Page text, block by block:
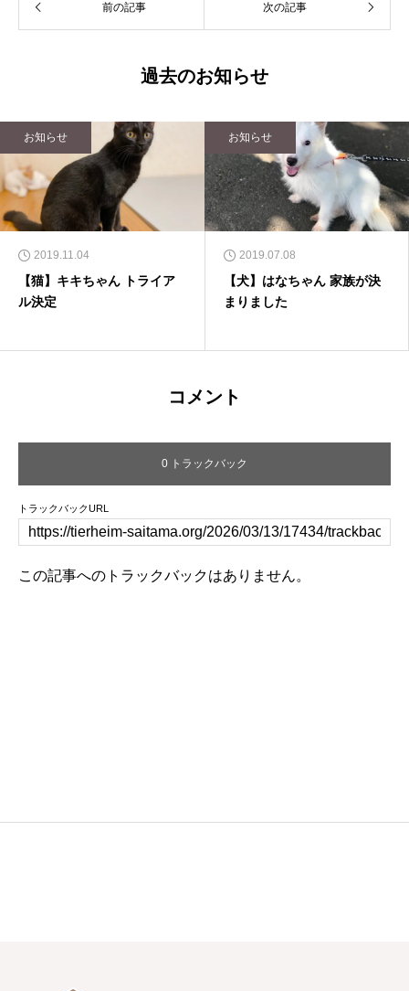
前の記事 次の記事
過去のお知らせ
お知らせ
2019.11.04
【猫】キキちゃん トライア
ル決定
お知らせ
2019.07.08
【犬】はなちゃん 家族が決
まりました
コメント
0 トラックバック
トラックバックURL
この記事へのトラックバックはありません。